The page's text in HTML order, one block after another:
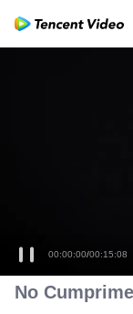
00:00:00/00:15:08
No